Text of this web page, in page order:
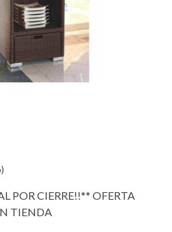
POR CIERRE!!** OFERTA
TIENDA